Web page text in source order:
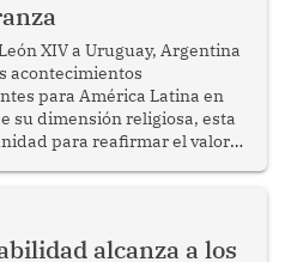
XIV a Uruguay, Argentina
acontecimientos
para América Latina en
su dimensión religiosa, esta
para reafirmar el valor
de desarrollo, cohesión
alcanza a los